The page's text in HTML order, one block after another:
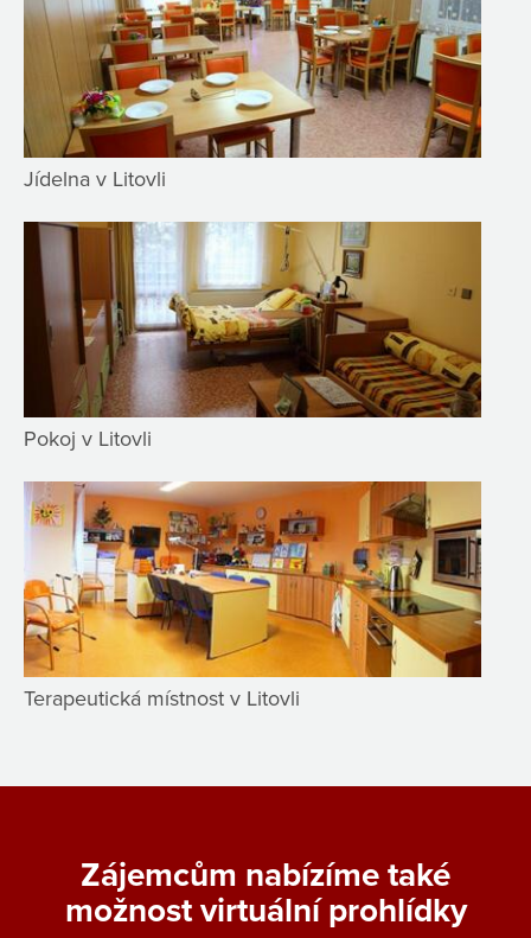
Jídelna v Litovli
Pokoj v Litovli
Terapeutická místnost v Litovli
Zájemcům nabízíme také
možnost virtuální prohlídky